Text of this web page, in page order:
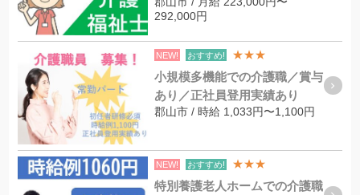
292,000円
NEW! おすすめ! ★★★
小規模多機能での介護職／賞与
あり／正社員登用実績あり
郡山市 / 時給 1,033円〜1,100円
NEW! おすすめ! ★★★
特別養護老人ホームでの介護職